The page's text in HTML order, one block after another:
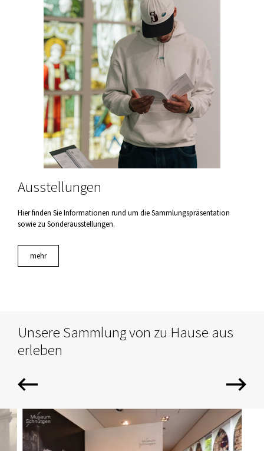
Ausstellungen
Hier finden Sie Informationen rund um die Sammlungspräsentation
sowie zu Sonderausstellungen.
mehr
Unsere Sammlung von zu Hause aus
erleben